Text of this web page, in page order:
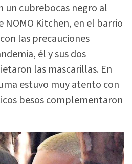
un cubrebocas negro al
Kitchen, en el barrio
las precauciones
él y sus dos
las mascarillas. En
estuvo muy atento con
besos complementaron